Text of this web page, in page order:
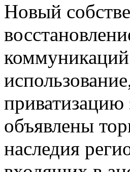
Новый
приватизацию
объявлены
наследия